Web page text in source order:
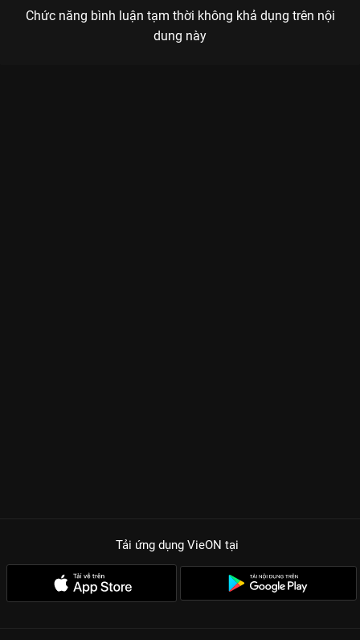
Chức năng bình luận tạm thời không khả dụng trên nội
dung này
Tải ứng dụng VieON tại